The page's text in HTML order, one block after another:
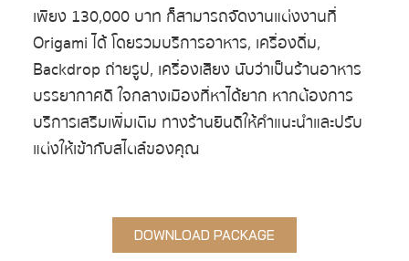
เพียง 130,000 บาท ก็สามารถจัดงานแต่งงานที่
Origami ได้ โดยรวมบริการอาหาร, เครื่องดื่ม,
Backdrop ถ่ายรูป, เครื่องเสียง นับว่าเป็นร้านอาหาร
บรรยากาศดี ใจกลางเมืองที่หาได้ยาก หากต้องการ
บริการเสริมเพิ่มเติม ทางร้านยินดีให้คำแนะนำและปรับ
แต่งให้เข้ากับสไตล์ของคุณ
DOWNLOAD PACKAGE